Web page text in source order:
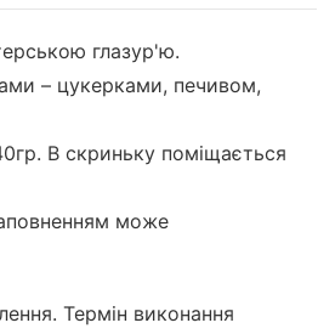
глазур'ю.
– цукерками, печивом,
В скриньку поміщається
може
Термін виконання